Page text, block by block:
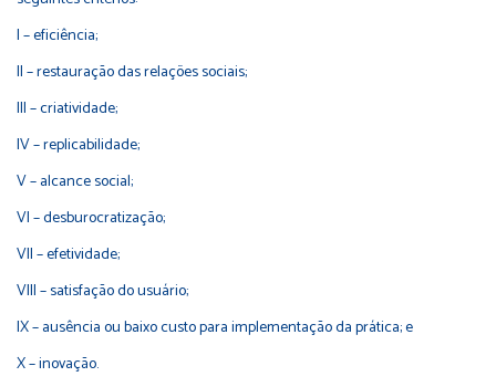
I – eficiência;
II – restauração das relações sociais;
III – criatividade;
IV – replicabilidade;
V – alcance social;
VI – desburocratização;
VII – efetividade;
VIII – satisfação do usuário;
IX – ausência ou baixo custo para implementação da prática; e
X – inovação.